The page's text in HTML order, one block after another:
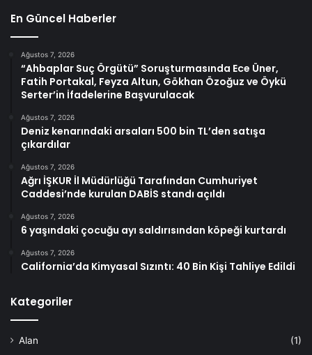
En Güncel Haberler
Ağustos 7, 2026
“Ahbaplar Suç Örgütü” Soruşturmasında Ece Üner,
Fatih Portakal, Feyza Altun, Gökhan Özoğuz ve Öykü
Serter’in İfadelerine Başvurulacak
Ağustos 7, 2026
Deniz kenarındaki arsaları 500 bin TL’den satışa
çıkardılar
Ağustos 7, 2026
Ağrı İŞKUR İl Müdürlüğü Tarafından Cumhuriyet
Caddesi’nde kurulan DABİS standı açıldı
Ağustos 7, 2026
6 yaşındaki çocuğu ayı saldırısından köpeği kurtardı
Ağustos 7, 2026
California’da Kimyasal Sızıntı: 40 Bin Kişi Tahliye Edildi
Kategoriler
Alan
(1)